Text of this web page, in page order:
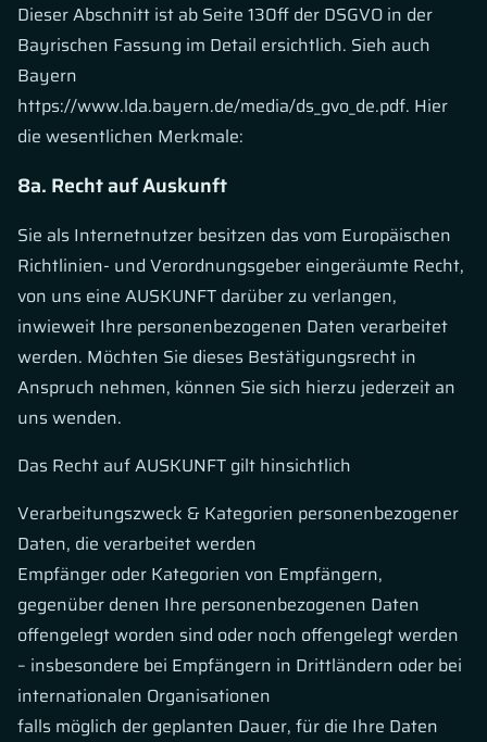
Dieser Abschnitt ist ab Seite 130ff der DSGVO in der
Bayrischen Fassung im Detail ersichtlich. Sieh auch
Bayern
https://www.lda.bayern.de/media/ds_gvo_de.pdf. Hier
die wesentlichen Merkmale:
8a. Recht auf Auskunft
Sie als Internetnutzer besitzen das vom Europäischen
Richtlinien- und Verordnungsgeber eingeräumte Recht,
von uns eine AUSKUNFT darüber zu verlangen,
inwieweit Ihre personenbezogenen Daten verarbeitet
werden. Möchten Sie dieses Bestätigungsrecht in
Anspruch nehmen, können Sie sich hierzu jederzeit an
uns wenden.
Das Recht auf AUSKUNFT gilt hinsichtlich
Verarbeitungszweck & Kategorien personenbezogener
Daten, die verarbeitet werden
Empfänger oder Kategorien von Empfängern,
gegenüber denen Ihre personenbezogenen Daten
offengelegt worden sind oder noch offengelegt werden
– insbesondere bei Empfängern in Drittländern oder bei
internationalen Organisationen
falls möglich der geplanten Dauer, für die Ihre Daten